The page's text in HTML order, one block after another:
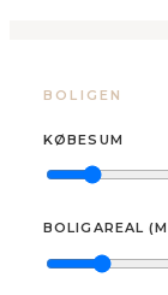
BOLIGEN
KØBESUM
BOLIGAREAL